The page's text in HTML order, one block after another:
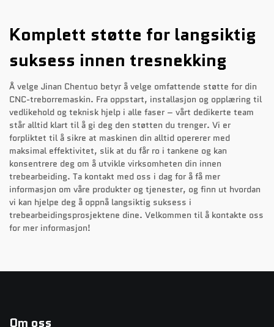
Komplett støtte for langsiktig
suksess innen tresnekking
Å velge Jinan Chentuo betyr å velge omfattende støtte for din
CNC-treborremaskin. Fra oppstart, installasjon og opplæring til
vedlikehold og teknisk hjelp i alle faser – vårt dedikerte team
står alltid klart til å gi deg den støtten du trenger. Vi er
forpliktet til å sikre at maskinen din alltid opererer med
maksimal effektivitet, slik at du får ro i tankene og kan
konsentrere deg om å utvikle virksomheten din innen
trebearbeiding. Ta kontakt med oss i dag for å få mer
informasjon om våre produkter og tjenester, og finn ut hvordan
vi kan hjelpe deg å oppnå langsiktig suksess i
trebearbeidingsprosjektene dine. Velkommen til å kontakte oss
for mer informasjon!
Om oss